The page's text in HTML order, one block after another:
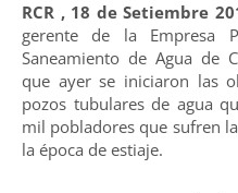
RCR , 18 de Setiembre
gerente de la Empresa
Saneamiento de Agua de
que ayer se iniciaron las
pozos tubulares de agua
mil pobladores que sufren
la época de estiaje.